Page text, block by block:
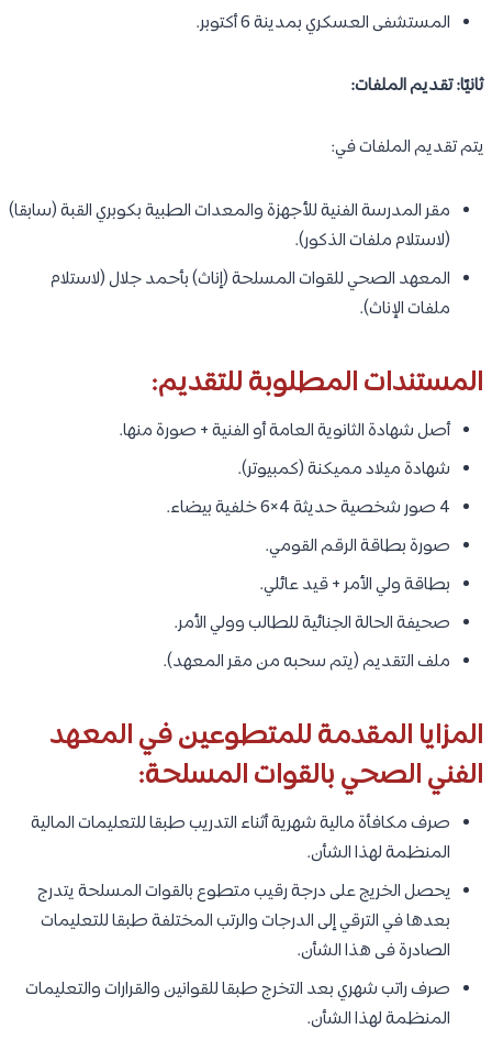
المستشفى العسكري بمدينة 6 أكتوبر.
ثانيًا: تقديم الملفات:
يتم تقديم الملفات في:
مقر المدرسة الفنية للأجهزة والمعدات الطبية بكوبري القبة (سابقا)
(لاستلام ملفات الذكور).
المعهد الصحي للقوات المسلحة (إناث) بأحمد جلال (لاستلام
ملفات الإناث).
المستندات المطلوبة للتقديم:
أصل شهادة الثانوية العامة أو الفنية + صورة منها.
شهادة ميلاد مميكنة (كمبيوتر).
4 صور شخصية حديثة 4×6 خلفية بيضاء.
صورة بطاقة الرقم القومي.
بطاقة ولي الأمر + قيد عائلي.
صحيفة الحالة الجنائية للطالب وولي الأمر.
ملف التقديم (يتم سحبه من مقر المعهد).
المزايا المقدمة للمتطوعين في المعهد
الفني الصحي بالقوات المسلحة:
صرف مكافأة مالية شهرية أثناء التدريب طبقا للتعليمات المالية
المنظمة لهذا الشأن.
يحصل الخريج على درجة رقيب متطوع بالقوات المسلحة يتدرج
بعدها في الترقي إلى الدرجات والرتب المختلفة طبقا للتعليمات
الصادرة فى هذا الشأن.
صرف راتب شهري بعد التخرج طبقا للقوانين والقرارات والتعليمات
المنظمة لهذا الشأن.